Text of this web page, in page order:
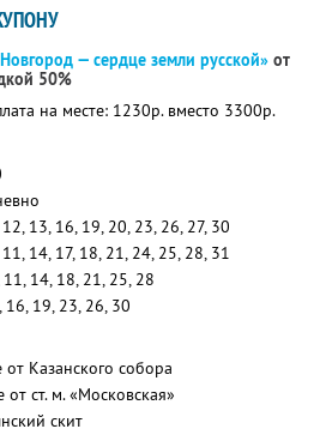
— сердце земли русской» от
50%
на месте: 1230р. вместо 3300р.
13, 16, 19, 20, 23, 26, 27, 30
14, 17, 18, 21, 24, 25, 28, 31
14, 18, 21, 25, 28
19, 23, 26, 30
Казанского собора
ст. м. «Московская»
скит